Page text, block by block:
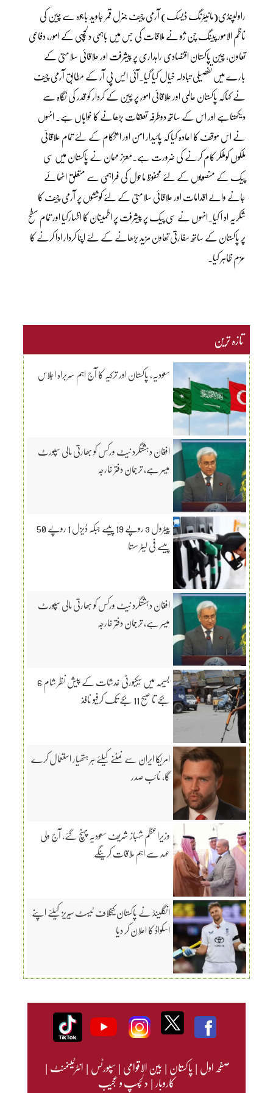
راولپنڈی(مانیٹرنگ ڈیسک) آرمی چیف جنرل قمر جاوید باجوہ سے چین کی
ناظم الامور پینگ چن ژو نے ملاقات کی جس میں باہمی دلچسپی کے امور، دفاعی
تعاون، چین پاکستان اقتصادی راہداری پر پیشرفت اور علاقائی سلامتی کے
بارے میں تفصیلی تبادلہ خیال کیا گیا۔آئی ایس پی آر کے مطابق آرمی چیف
نے کہاکہ پاکستان عالمی اور علاقائی امور پر چین کے کردار کو قدر کی نگاہ سے
دیکھتاہے اور اس کے ساتھ دوطرفہ تعلقات بڑھانے کا خواہاں ہے۔ انہوں
نے اس موقف کا اعادہ کیا کہ پائیدار امن اور استحکام کے لئے تمام علاقائی
ملکوں کوملکر کام کرنے کی ضرورت ہے۔معزز مہمان نے پاکستان میں سی
پیک کے منصوبوں کے لئے محفوظ ماحول کی فراہمی سے متعلق اٹھائے
جانے والے اقدامات اور علاقائی سلامتی کے لئے کوششوں پر آرمی چیف کا
شکریہ اد ا کیا۔انہوں نے سی پیک پر پیشرفت پر اطمینان کا اظہارکیا اور تمام سطح
پر پاکستان کے ساتھ سفارتی تعاون مزید بڑھانے کے لئے اپنا کردار ادا کرنے کا
عزم ظاہر کیا۔
تازہ ترین
سعودیہ، پاکستان اور ترکیہ کا آج اہم سربراہ اجلاس
افغان دہشتگرد نیٹ ورکس کو بھارتی مالی سپورٹ
میسر ہے، ترجمان دفتر خارجہ
پیٹرول 3 روپے 19 پیسے جبکہ ڈیزل 1 روپے 50
پیسے فی لیٹر سستا
افغان دہشتگرد نیٹ ورکس کو بھارتی مالی سپورٹ
میسر ہے، ترجمان دفتر خارجہ
بسیمہ میں سیکیورٹی خدشات کے پیش نظر شام 6
بجے تا صبح 11 بجے تک کرفیو نافذ
امریکا ایران سے نمٹنے کیلئے ہر ہتھیار استعمال کرے
گا، نائب صدر
وزیراعظم شہباز شریف سعودیہ پہنچ گئے، آج ولی
عہد سے اہم ملاقات کرینگے
انگلینڈ نے پاکستان کیخلاف ٹیسٹ سیریز کیلئے اپنے
اسکواڈ کا اعلان کر دیا
صفحہ اول|پاکستان|بین الاقوامی|سپورٹس|انٹرٹینمنٹ|
کاروبار|دلچسپ و عجیب